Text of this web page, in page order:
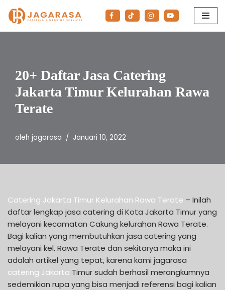
Lompat
20+ Daftar Jasa Catering
Jakarta Timur Kelurahan Rawa
Terate
oleh jagarasa Januari 10, 2022
Catering Jakarta Timur Kelurahan Rawa Terate – Inilah
daftar lengkap jasa catering di Kota Jakarta Timur yang
melayani kecamatan Cakung kelurahan Rawa Terate.
Bagi kalian yang membutuhkan jasa catering yang
melayani kel. Rawa Terate dan sekitarya maka ini
adalah artikel yang tepat, karena kami jagarasa
catering Jakarta Timur sudah berhasil merangkumnya
sedemikian rupa yang bisa menjadi referensi bagi kalian